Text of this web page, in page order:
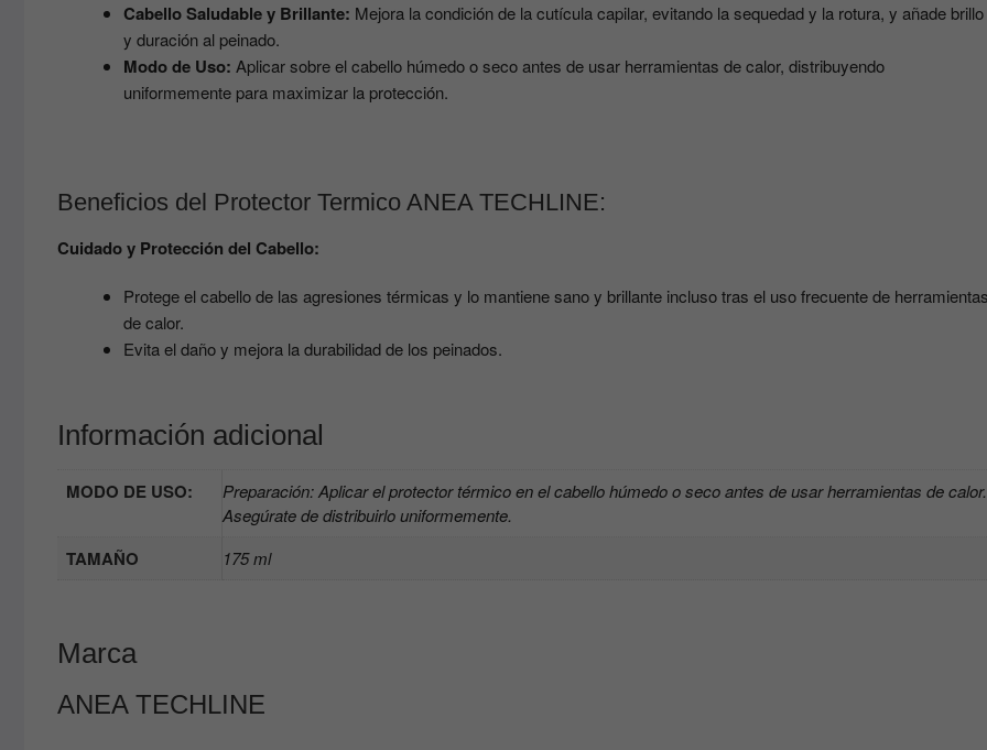
Cabello Saludable y Brillante: Mejora la condición de la cutícula capilar, evitando la sequedad y la rotura, y añade brillo
y duración al peinado.
Modo de Uso: Aplicar sobre el cabello húmedo o seco antes de usar herramientas de calor, distribuyendo
uniformemente para maximizar la protección.
Beneficios del Protector Termico ANEA TECHLINE:
Cuidado y Protección del Cabello:
Protege el cabello de las agresiones térmicas y lo mantiene sano y brillante incluso tras el uso frecuente de herramientas
de calor.
Evita el daño y mejora la durabilidad de los peinados.
Información adicional
MODO DE USO:
Preparación: Aplicar el protector térmico en el cabello húmedo o seco antes de usar herramientas de calor.
Asegúrate de distribuirlo uniformemente.
TAMAÑO 175 ml
Marca
ANEA TECHLINE